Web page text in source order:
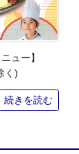
ュー】
く)
続きを読む